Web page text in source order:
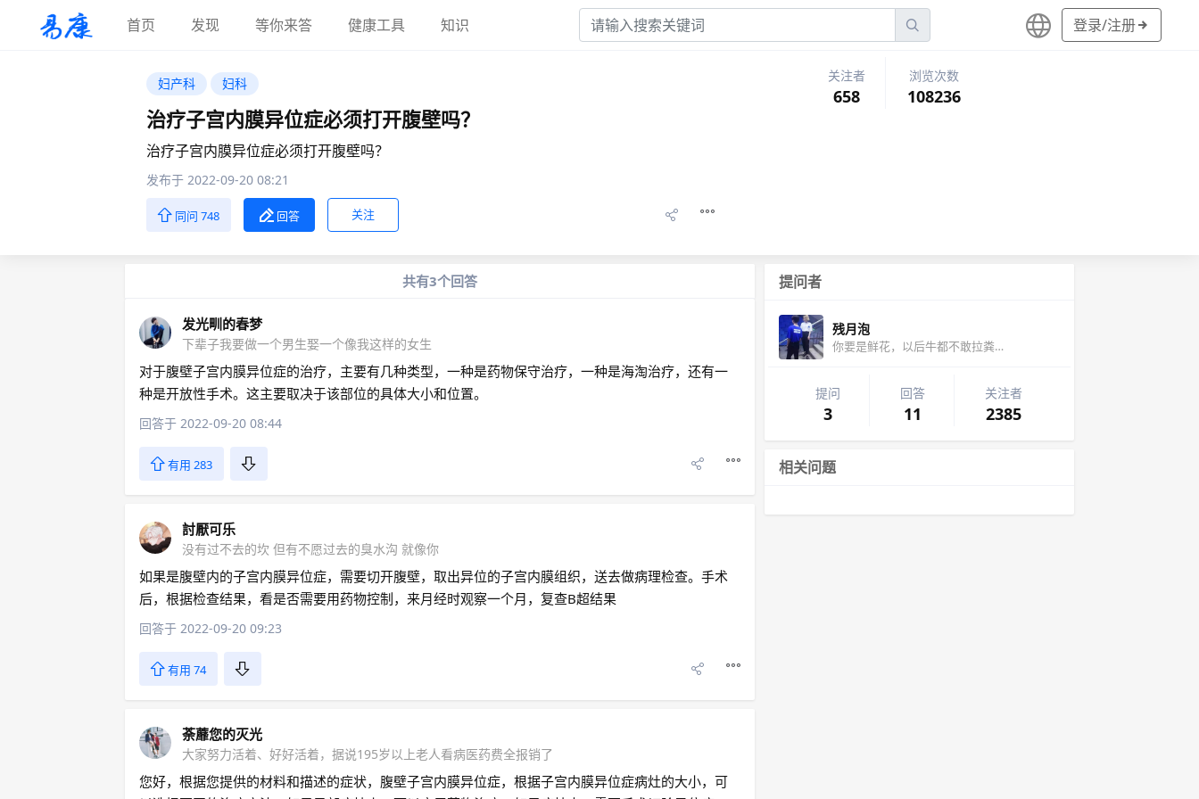
首页 发现 等你来答 健康工具 知识 登录/注册
妇产科 妇科
治疗子宫内膜异位症必须打开腹壁吗？
治疗子宫内膜异位症必须打开腹壁吗？
发布于 2022-09-20 08:21
同问 748 回答 关注
关注者
658
浏览次数
108236
共有3个回答
发光甽的春梦
下辈子我要做一个男生娶一个像我这样的女生
对于腹壁子宫内膜异位症的治疗，主要有几种类型，一种是药物保守治疗，一种是海淘治疗，还有一
种是开放性手术。这主要取决于该部位的具体大小和位置。
回答于 2022-09-20 08:44
有用 283
討厭可乐
没有过不去的坎 但有不愿过去的臭水沟 就像你
如果是腹壁内的子宫内膜异位症，需要切开腹壁，取出异位的子宫内膜组织，送去做病理检查。手术
后，根据检查结果，看是否需要用药物控制，来月经时观察一个月，复查B超结果
回答于 2022-09-20 09:23
有用 74
荼蘼您的灭光
大家努力活着、好好活着，据说195岁以上老人看病医药费全报销了
您好，根据您提供的材料和描述的症状，腹壁子宫内膜异位症，根据子宫内膜异位症病灶的大小，可
提问者
残月泡
你要是鲜花，以后牛都不敢拉粪了！
提问
3
回答
11
关注者
2385
相关问题